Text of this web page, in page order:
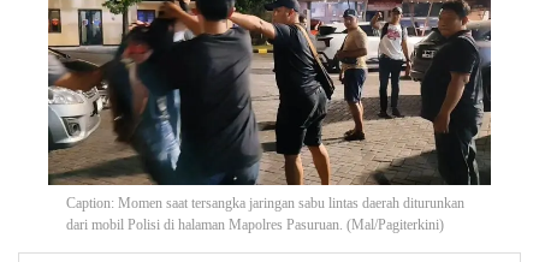
Caption: Momen saat tersangka jaringan sabu lintas daerah diturunkan
dari mobil Polisi di halaman Mapolres Pasuruan. (Mal/Pagiterkini)